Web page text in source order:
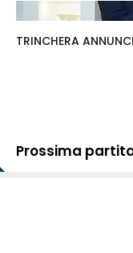
TRINCHERA
Prossima